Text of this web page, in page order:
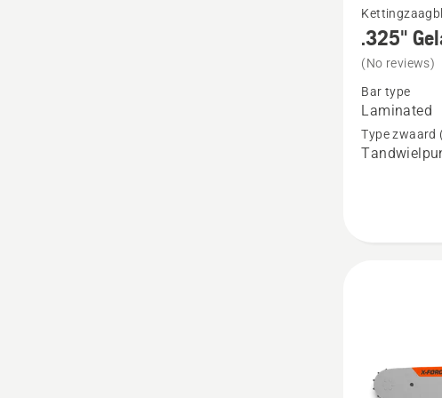
meer
details
over
.325"
Gelamineerd
zaagblad
.325"
(No reviews)
Bar type
Laminated
Type zwaard